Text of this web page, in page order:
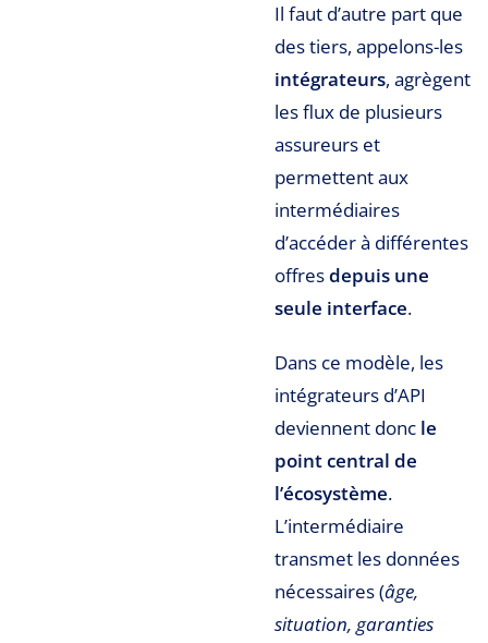
Il faut d’autre part que
des tiers, appelons-les
intégrateurs, agrègent
les flux de plusieurs
assureurs et
permettent aux
intermédiaires
d’accéder à différentes
offresdepuis une
seule interface.
Dans ce modèle, les
intégrateurs d’API
deviennent donc le
point central de
l’écosystème.
L’intermédiaire
transmet les données
nécessaires (âge,
situation, garanties